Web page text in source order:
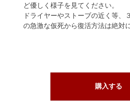
ど優しく様子を見てください。
ドライヤーやストーブの近く等
の急激な仮死から復活方法は絶対
購入する